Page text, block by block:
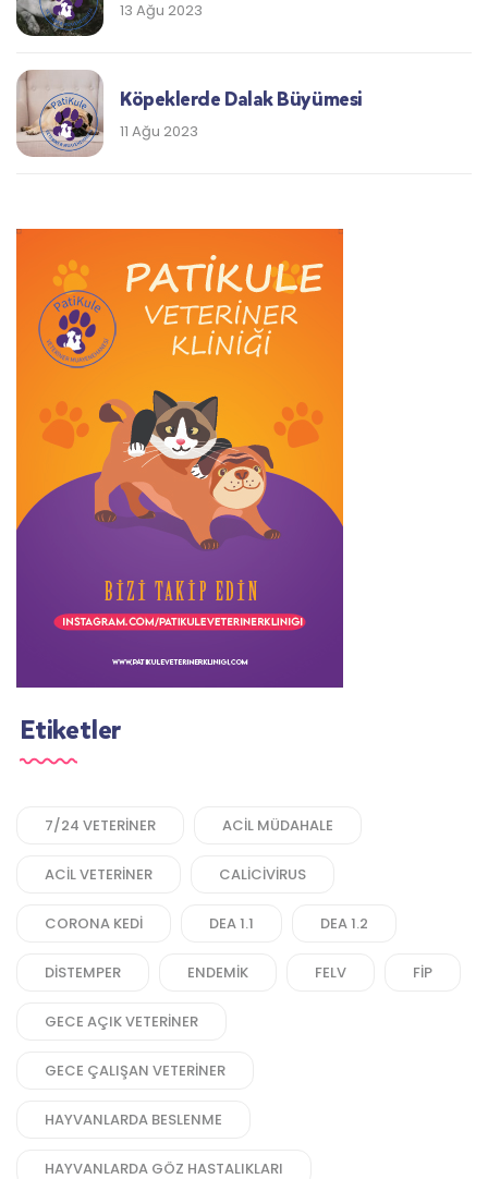
13 Ağu 2023
Köpeklerde Dalak Büyümesi
11 Ağu 2023
Etiketler
7/24 VETERINER ACIL MÜDAHALE
ACIL VETERINER CALICIVIRUS
CORONA KEDI DEA 1.1 DEA 1.2
DISTEMPER ENDEMIK FELV FIP
GECE AÇIK VETERINER
GECE ÇALIŞAN VETERINER
HAYVANLARDA BESLENME
HAYVANLARDA GÖZ HASTALIKLARI